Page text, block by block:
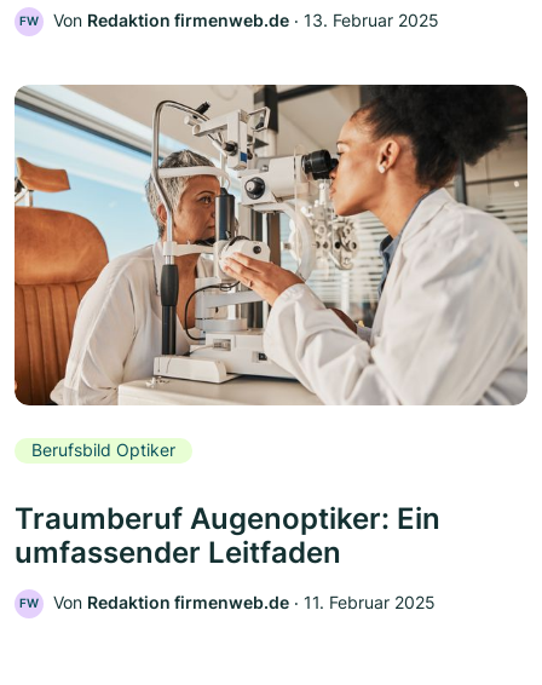
FW Von Redaktion firmenweb.de ‧ 13. Februar 2025
Berufsbild Optiker
Traumberuf Augenoptiker: Ein
umfassender Leitfaden
FW Von Redaktion firmenweb.de ‧ 11. Februar 2025